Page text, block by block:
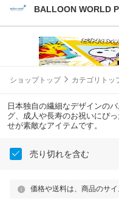
BALLOON WORLD P
ショップトップ カテゴリトッ
日本独自の繊細なデザインの
グ、成人や長寿のお祝いにぴ
せが素敵なアイテムです。
売り切れを含む
価格や送料は、商品のサ